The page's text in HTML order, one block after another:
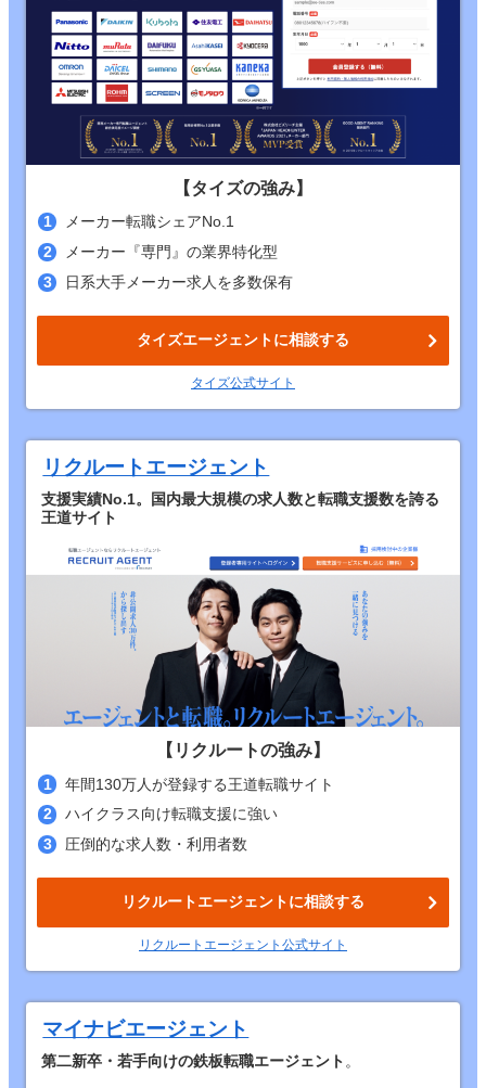
【タイズの強み】
メーカー転職シェアNo.1
メーカー『専門』の業界特化型
日系大手メーカー求人を多数保有
タイズエージェントに相談する
タイズ公式サイト
リクルートエージェント
支援実績No.1。国内最大規模の求人数と転職支援数を誇る
王道サイト
【リクルートの強み】
年間130万人が登録する王道転職サイト
ハイクラス向け転職支援に強い
圧倒的な求人数・利用者数
リクルートエージェントに相談する
リクルートエージェント公式サイト
マイナビエージェント
第二新卒・若手向けの鉄板転職エージェント 。